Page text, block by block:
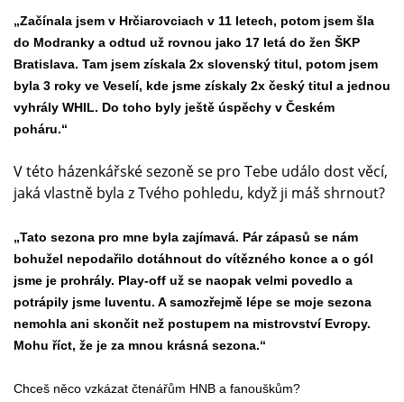
„Začínala jsem v Hrčiarovciach v 11 letech, potom jsem šla
do Modranky a odtud už rovnou jako 17 letá do žen ŠKP
Bratislava. Tam jsem získala 2x slovenský titul, potom jsem
byla 3 roky ve Veselí, kde jsme získaly 2x český titul a jednou
vyhrály WHIL. Do toho byly ještě úspěchy v Českém
poháru.“
V této házenkářské sezoně se pro Tebe událo dost věcí,
jaká vlastně byla z Tvého pohledu, když ji máš shrnout?
„Tato sezona pro mne byla zajímavá. Pár zápasů se nám
bohužel nepodařilo dotáhnout do vítězného konce a o gól
jsme je prohrály. Play-off už se naopak velmi povedlo a
potrápily jsme Iuventu. A samozřejmě lépe se moje sezona
nemohla ani skončit než postupem na mistrovství Evropy.
Mohu říct, že je za mnou krásná sezona.“
Chceš něco vzkázat čtenářům HNB a fanouškům?